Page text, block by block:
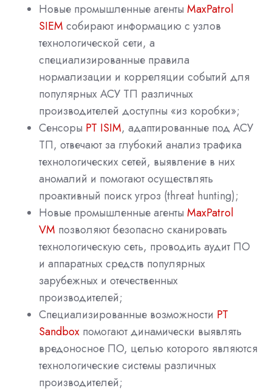
Новые промышленные агенты MaxPatrol
SIEM собирают информацию с узлов
технологической сети, а
специализированные правила
нормализации и корреляции событий для
популярных АСУ ТП различных
производителей доступны «из коробки»;
Сенсоры PT ISIM, адаптированные под АСУ
ТП, отвечают за глубокий анализ трафика
технологических сетей, выявление в них
аномалий и помогают осуществлять
проактивный поиск угроз (threat hunting);
Новые промышленные агенты MaxPatrol
VM позволяют безопасно сканировать
технологическую сеть, проводить аудит ПО
и аппаратных средств популярных
зарубежных и отечественных
производителей;
Специализированные возможности PT
Sandbox помогают динамически выявлять
вредоносное ПО, целью которого являются
технологические системы различных
производителей;